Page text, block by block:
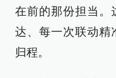
在前的那份担当。
达、每一次联动精
归程。